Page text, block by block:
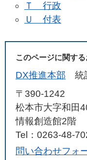
Ｔ 行政
Ｕ 付表
このページに関す
DX推進本部
統
〒390-1242
松本市大字和田
情報創造館2階
Tel：
問い合わせフォ